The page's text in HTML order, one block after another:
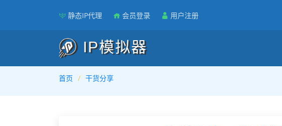
静态IP代理 会员登录 用户注册
IP模拟器
首页 干货分享